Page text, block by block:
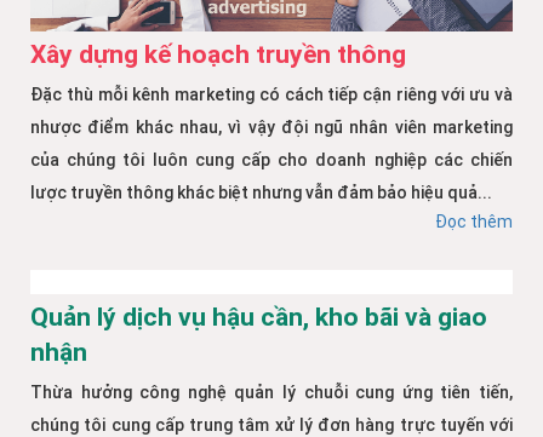
Xây dựng kế hoạch truyền thông
Đặc thù mỗi kênh marketing có cách tiếp cận riêng với ưu và
nhược điểm khác nhau, vì vậy đội ngũ nhân viên marketing
của chúng tôi luôn cung cấp cho doanh nghiệp các chiến
lược truyền thông khác biệt nhưng vẫn đảm bảo hiệu quả...
Đọc thêm
Quản lý dịch vụ hậu cần, kho bãi và giao
nhận
Thừa hưởng công nghệ quản lý chuỗi cung ứng tiên tiến,
chúng tôi cung cấp trung tâm xử lý đơn hàng trực tuyến với